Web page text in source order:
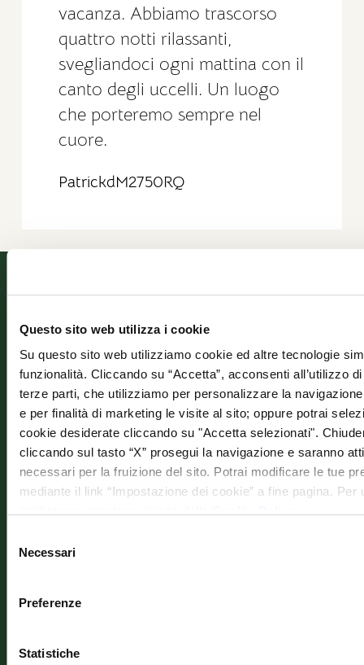
Questo sito web utilizza i cookie
Su questo sito web utilizziamo cookie ed altre tecnologie
funzionalità. Cliccando su “Accetta”, acconsenti all’utilizzo
terze parti, che utilizziamo per personalizzare la
e per finalità di marketing le visite al sito; oppure potrai
cookie desiderate cliccando su "Accetta selezionati".
cliccando sul tasto “X” prosegui la navigazione e saranno
necessari per la fruizione del sito. Potrai modificare le tue
mediante il link “Impostazione dei cookie” a fine pagina. Per
delNecessari
Preferenze
Statistiche
vacanza. Abbiamo trascorso
quattro notti rilassanti,
svegliandoci ogni mattina con il
canto degli uccelli. Un luogo
che porteremo sempre nel
cuore.
PatrickdM2750RQ
HOTELSUITE
CAMERE
Prenota
un
soggiorno
RISTORANTI
Prenota
un
tavolo
OFFERTE
tutte le
Offerte
146,
al
–